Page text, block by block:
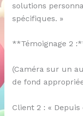
solutions
spécifiques. »
**Témoignage 2
(Caméra sur un
de fond
Client 2 : «